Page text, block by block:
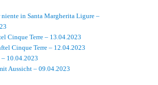
niente in Santa Margherita Ligure –
Cinque Terre – 13.04.2023
Cinque Terre – 12.04.2023
– 10.04.2023
Aussicht – 09.04.2023